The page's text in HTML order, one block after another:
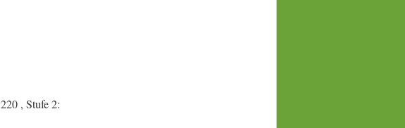
, Stufe 2: